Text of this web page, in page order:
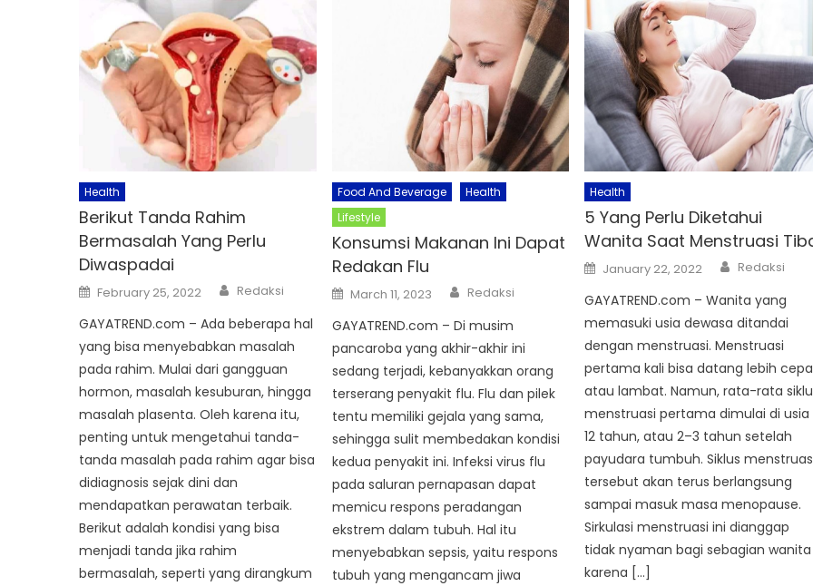
Health
Berikut Tanda Rahim
Bermasalah Yang Perlu
Diwaspadai
Posted
on
February 25, 2022 Author
Redaksi
GAYATREND.com – Ada beberapa hal
yang bisa menyebabkan masalah
pada rahim. Mulai dari gangguan
hormon, masalah kesuburan, hingga
masalah plasenta. Oleh karena itu,
penting untuk mengetahui tanda-
tanda masalah pada rahim agar bisa
didiagnosis sejak dini dan
mendapatkan perawatan terbaik.
Berikut adalah kondisi yang bisa
menjadi tanda jika rahim
bermasalah, seperti yang dirangkum
Food And Beverage
Health
Lifestyle
Konsumsi Makanan Ini Dapat
Redakan Flu
Posted
on
March 11, 2023 Author
Redaksi
GAYATREND.com – Di musim
pancaroba yang akhir-akhir ini
sedang terjadi, kebanyakkan orang
terserang penyakit flu. Flu dan pilek
tentu memiliki gejala yang sama,
sehingga sulit membedakan kondisi
kedua penyakit ini. Infeksi virus flu
pada saluran pernapasan dapat
memicu respons peradangan
ekstrem dalam tubuh. Hal itu
menyebabkan sepsis, yaitu respons
tubuh yang mengancam jiwa
Health
5 Yang Perlu Diketahui
Wanita Saat Menstruasi
Posted
on
January 22, 2022 Author
Redaksi
GAYATREND.com – Wanita yang
memasuki usia dewasa ditandai
dengan menstruasi. Menstruasi
pertama kali bisa datang lebih
atau lambat. Namun, rata-rata
menstruasi pertama dimulai di usia
12 tahun, atau 2–3 tahun setelah
payudara tumbuh. Siklus
tersebut akan terus berlangsung
sampai masuk masa menopause.
Sirkulasi menstruasi ini dianggap
tidak nyaman bagi sebagian wanita
karena […]